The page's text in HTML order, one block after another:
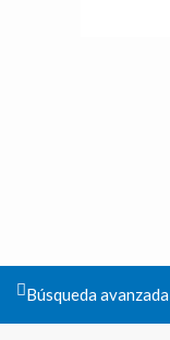
Búsqueda avanzada